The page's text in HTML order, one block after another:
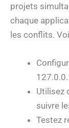
projets
chaque
les conflits.
Utilisez
suivre
Testez